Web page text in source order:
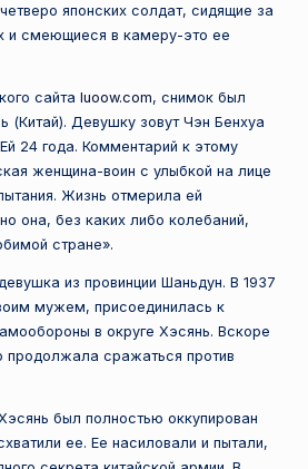
японских солдат, сидящие за
и смеющиеся в камеру-это ее
сайта luoow.com, снимок был
(Китай). Девушку зовут Чэн Бенхуа
24 года. Комментарий к этому
женщина-воин с улыбкой на лице
Жизнь отмерила ей
она, без каких либо колебаний,
стране».
из провинции Шаньдун. В 1937
мужем, присоединилась к
в округе Хэсянь. Вскоре
продолжала сражаться против
был полностью оккупирован
ее. Ее насиловали и пытали,